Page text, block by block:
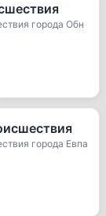
города Обн
города Евпа